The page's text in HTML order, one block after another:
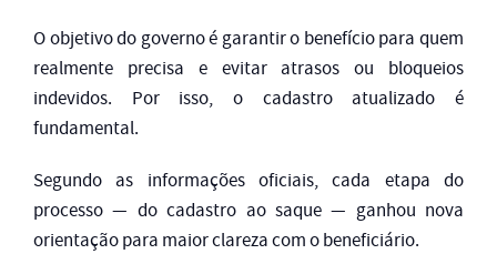
O objetivo do governo é garantir o benefício para quem
realmente precisa e evitar atrasos ou bloqueios
indevidos. Por isso, o cadastro atualizado é
fundamental.
Segundo as informações oficiais, cada etapa do
processo — do cadastro ao saque — ganhou nova
orientação para maior clareza com o beneficiário.